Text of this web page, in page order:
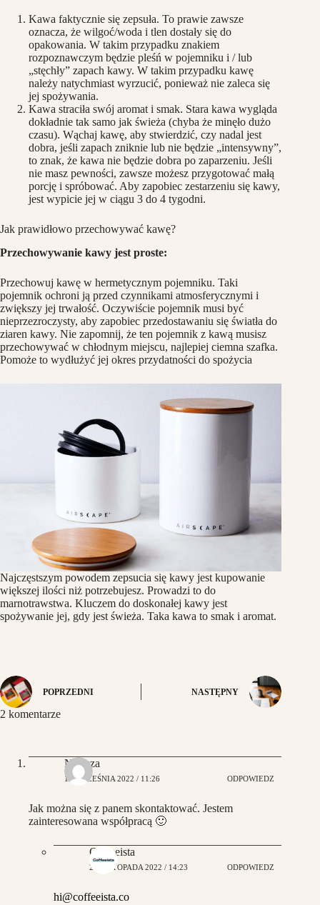
Kawa faktycznie się zepsuła. To prawie zawsze
oznacza, że wilgoć/woda i tlen dostały się do
opakowania. W takim przypadku znakiem
rozpoznawczym będzie pleśń w pojemniku i / lub
„stęchły” zapach kawy. W takim przypadku kawę
należy natychmiast wyrzucić, ponieważ nie zaleca się
jej spożywania.
Kawa straciła swój aromat i smak. Stara kawa wygląda
dokładnie tak samo jak świeża (chyba że minęło dużo
czasu). Wąchaj kawę, aby stwierdzić, czy nadal jest
dobra, jeśli zapach zniknie lub nie będzie „intensywny”,
to znak, że kawa nie będzie dobra po zaparzeniu. Jeśli
nie masz pewności, zawsze możesz przygotować małą
porcję i spróbować. Aby zapobiec zestarzeniu się kawy,
jest wypicie jej w ciągu 3 do 4 tygodni.
Jak prawidłowo przechowywać kawę?
Przechowywanie kawy jest proste:
Przechowuj kawę w hermetycznym pojemniku. Taki
pojemnik ochroni ją przed czynnikami atmosferycznymi i
zwiększy jej trwałość. Oczywiście pojemnik musi być
nieprzezroczysty, aby zapobiec przedostawaniu się światła do
ziaren kawy. Nie zapomnij, że ten pojemnik z kawą musisz
przechowywać w chłodnym miejscu, najlepiej ciemna szafka.
Pomoże to wydłużyć jej okres przydatności do spożycia
Najczęstszym powodem zepsucia się kawy jest kupowanie
większej ilości niż potrzebujesz. Prowadzi to do
marnotrawstwa. Kluczem do doskonałej kawy jest
spożywanie jej, gdy jest świeża. Taka kawa to smak i aromat.
POPRZEDNI NASTĘPNY
2 komentarze
Natasza
16 WRZEŚNIA 2022 / 11:26 ODPOWIEDZ
Jak można się z panem skontaktować. Jestem
zainteresowana współpracą 🙂
Coffeeista
27 LISTOPADA 2022 / 14:23 ODPOWIEDZ
hi@coffeeista.co